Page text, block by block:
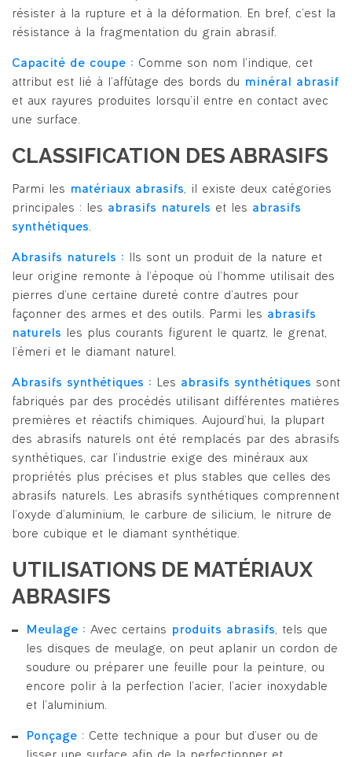
résister à la rupture et à la déformation. En bref, c’est la
résistance à la fragmentation du grain abrasif.
Capacité de coupe : Comme son nom l’indique, cet
attribut est lié à l’affûtage des bords du minéral abrasif
et aux rayures produites lorsqu’il entre en contact avec
une surface.
CLASSIFICATION DES ABRASIFS
Parmi les matériaux abrasifs , il existe deux catégories
principales : les abrasifs naturels et les abrasifs
synthétiques
Abrasifs naturels : Ils sont un produit de la nature et
leur origine remonte à l’époque où l’homme utilisait des
pierres d’une certaine dureté contre d’autres pour
façonner des armes et des outils. Parmi les abrasifs
naturels les plus courants figurent le quartz, le grenat,
l’émeri et le diamant naturel.
Abrasifs synthétiques : Les abrasifs synthétiques sont
fabriqués par des procédés utilisant différentes matières
premières et réactifs chimiques. Aujourd’hui, la plupart
des abrasifs naturels ont été remplacés par des abrasifs
synthétiques, car l’industrie exige des minéraux aux
propriétés plus précises et plus stables que celles des
abrasifs naturels. Les abrasifs synthétiques comprennent
l’oxyde d’aluminium, le carbure de silicium, le nitrure de
bore cubique et le diamant synthétique.
UTILISATIONS DE MATÉRIAUX
ABRASIFS
Meulage : Avec certains produits abrasifs , tels que
les disques de meulage, on peut aplanir un cordon de
soudure ou préparer une feuille pour la peinture, ou
encore polir à la perfection l’acier, l’acier inoxydable
et l’aluminium.
Ponçage : Cette technique a pour but d’user ou de